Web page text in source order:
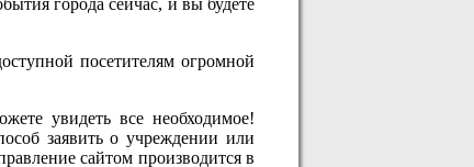
города сейчас, и вы будете
посетителям огромной
увидеть все необходимое!
заявить о учреждении или
сайтом производится в